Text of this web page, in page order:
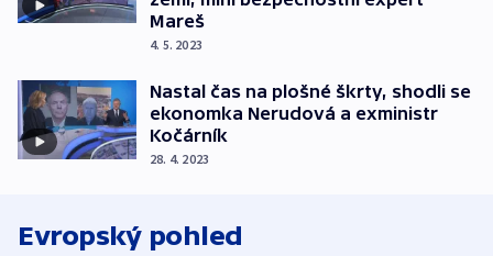
Mareš
4. 5. 2023
Nastal čas na plošné škrty, shodli se
ekonomka Nerudová a exministr
Kočárník
28. 4. 2023
Evropský pohled